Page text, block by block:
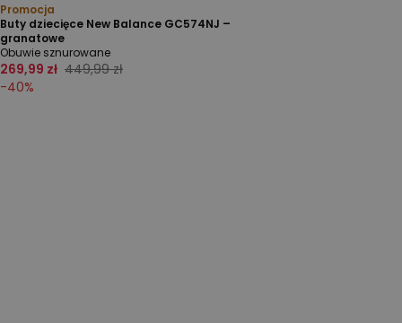
Promocja
Buty dziecięce New Balance GC574NJ –
granatowe
Obuwie sznurowane
269,99 zł 449,99 zł
-40%